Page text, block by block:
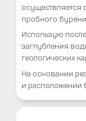
осуществляется
пробного
Использую
заглубления
геологических
На основании
и расположении